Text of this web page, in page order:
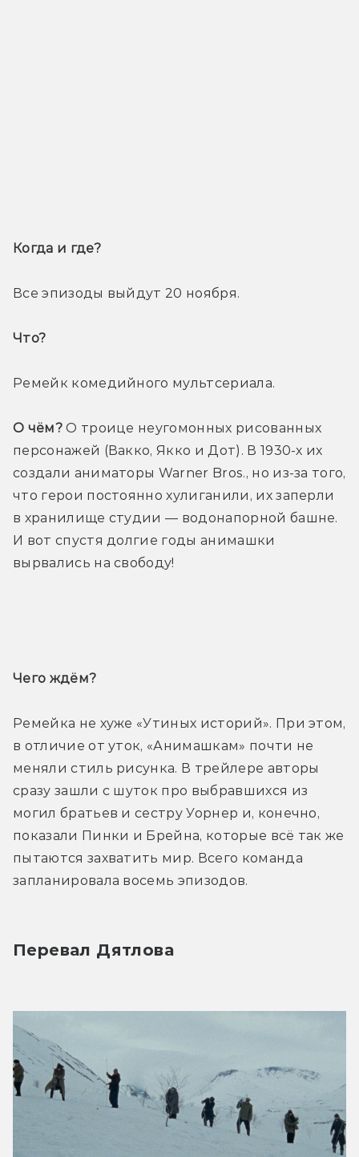
Когда и где?
Все эпизоды выйдут 20 ноября.
Что?
Ремейк комедийного мультсериала.
О чём? О троице неугомонных рисованных
персонажей (Вакко, Якко и Дот). В 1930-х их
создали аниматоры Warner Bros., но из-за того,
что герои постоянно хулиганили, их заперли
в хранилище студии — водонапорной башне.
И вот спустя долгие годы анимашки
вырвались на свободу!
Чего ждём?
Ремейка не хуже «Утиных историй». При этом,
в отличие от уток, «Анимашкам» почти не
меняли стиль рисунка. В трейлере авторы
сразу зашли с шуток про выбравшихся из
могил братьев и сестру Уорнер и, конечно,
показали Пинки и Брейна, которые всё так же
пытаются захватить мир. Всего команда
запланировала восемь эпизодов.
Перевал Дятлова